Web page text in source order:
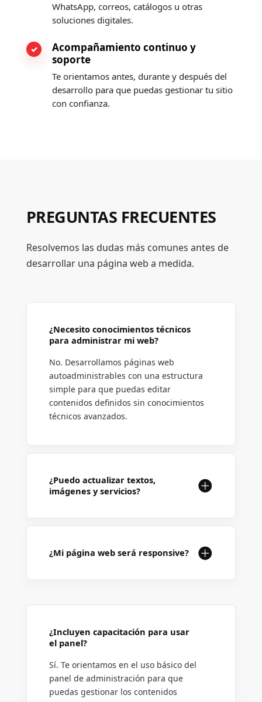
WhatsApp, correos, catálogos u otras
soluciones digitales.
Acompañamiento continuo y
soporte
Te orientamos antes, durante y después del
desarrollo para que puedas gestionar tu sitio
con confianza.
PREGUNTAS FRECUENTES
Resolvemos las dudas más comunes antes de
desarrollar una página web a medida.
¿Necesito conocimientos técnicos
para administrar mi web?
No. Desarrollamos páginas web
autoadministrables con una estructura
simple para que puedas editar
contenidos definidos sin conocimientos
técnicos avanzados.
¿Puedo actualizar textos,
imágenes y servicios?
¿Mi página web será responsive?
¿Incluyen capacitación para usar
el panel?
Sí. Te orientamos en el uso básico del
panel de administración para que
puedas gestionar los contenidos